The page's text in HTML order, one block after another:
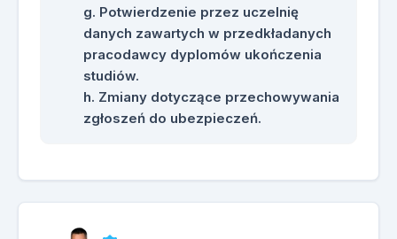
Potwierdzenie przez uczelnię
danych zawartych w przedkładanych
pracodawcy dyplomów ukończenia
studiów.
Zmiany dotyczące przechowywania
zgłoszeń do ubezpieczeń.